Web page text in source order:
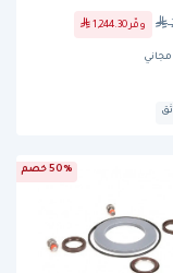
وفّر 1,244.30
50% خصم